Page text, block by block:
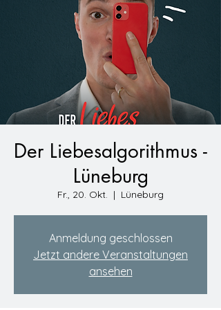
Der Liebesalgorithmus -
Lüneburg
Fr., 20. Okt.
  |
Lüneburg
Anmeldung geschlossen
Jetzt andere Veranstaltungen
ansehen